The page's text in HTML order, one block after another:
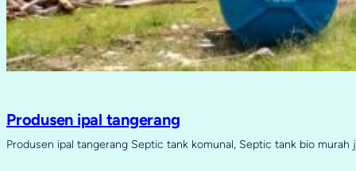
Produsen ipal tangerang
Produsen ipal tangerang Septic tank komunal, Septic tank bio murah